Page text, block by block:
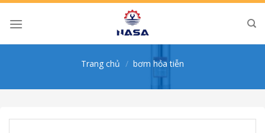
Skip
Trang chủ / bơm hỏa tiễn